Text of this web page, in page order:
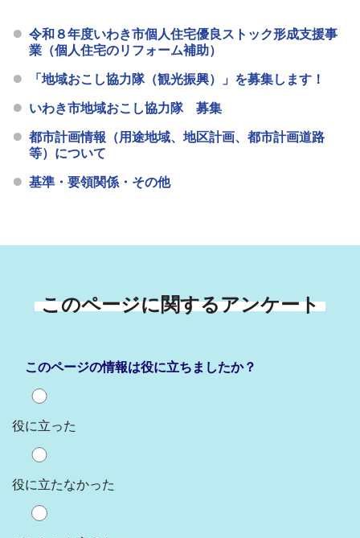
令和８年度いわき市個人住宅優良ストック形成支援事
業（個人住宅のリフォーム補助）
「地域おこし協力隊（観光振興）」を募集します！
いわき市地域おこし協力隊 募集
都市計画情報（用途地域、地区計画、都市計画道路
等）について
基準・要領関係・その他
このページに関するアンケート
このページの情報は役に立ちましたか？
役に立った
役に立たなかった